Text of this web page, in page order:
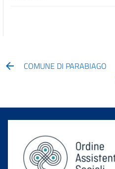
COMUNE DI PARABIAGO